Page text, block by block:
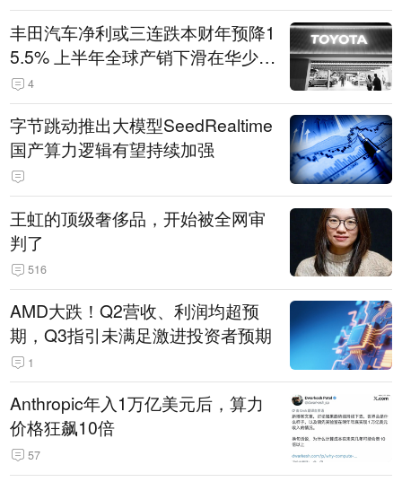
丰田汽车净利或三连跌本财年预降1
5.5% 上半年全球产销下滑在华少卖
14.3万辆
4
字节跳动推出大模型SeedRealtime
国产算力逻辑有望持续加强
王虹的顶级奢侈品，开始被全网审
判了
516
AMD大跌！Q2营收、利润均超预
期，Q3指引未满足激进投资者预期
1
Anthropic年入1万亿美元后，算力
价格狂飙10倍
57